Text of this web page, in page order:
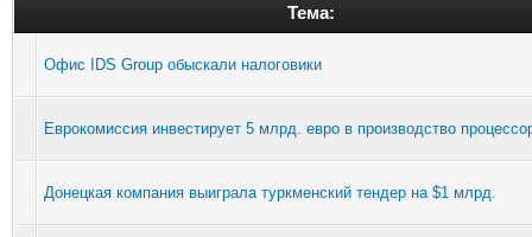
Тема:
Офис IDS Group обыскали налоговики
Еврокомиссия инвестирует 5 млрд. евро в производство
Донецкая компания выиграла туркменский тендер на $1 млрд.